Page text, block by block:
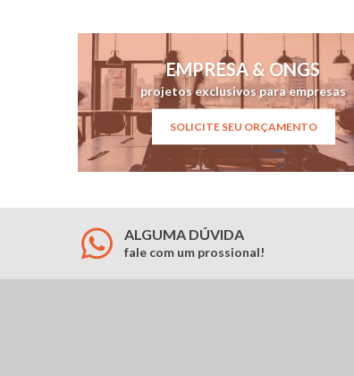
EMPRESA & ONGS
projetos exclusivos para empresas
SOLICITE SEU ORÇAMENTO
ALGUMA DÚVIDA
fale com um prossional!